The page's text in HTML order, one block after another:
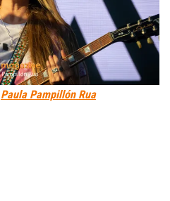
Paula Pampillón Rua